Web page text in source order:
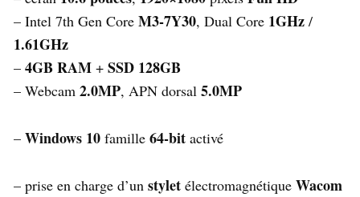
– Intel 7th Gen Core M3-7Y30, Dual Core 1GHz /
1.61GHz
– 4GB RAM + SSD 128GB
– Webcam 2.0MP, APN dorsal 5.0MP
– Windows 10 famille 64-bit activé
– prise en charge d’un stylet électromagnétique Wacom